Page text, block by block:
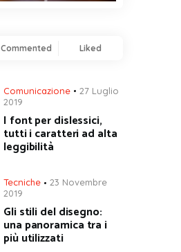
Commented Liked
Comunicazione
27 Luglio
2019
I font per dislessici,
tutti i caratteri ad alta
leggibilità
Tecniche
23 Novembre
2019
Gli stili del disegno:
una panoramica tra i
più utilizzati